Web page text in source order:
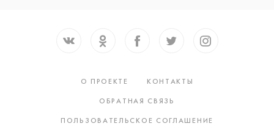
О ПРОЕКТЕ
КОНТАКТЫ
ОБРАТНАЯ СВЯЗЬ
ПОЛЬЗОВАТЕЛЬСКОЕ СОГЛАШЕНИЕ